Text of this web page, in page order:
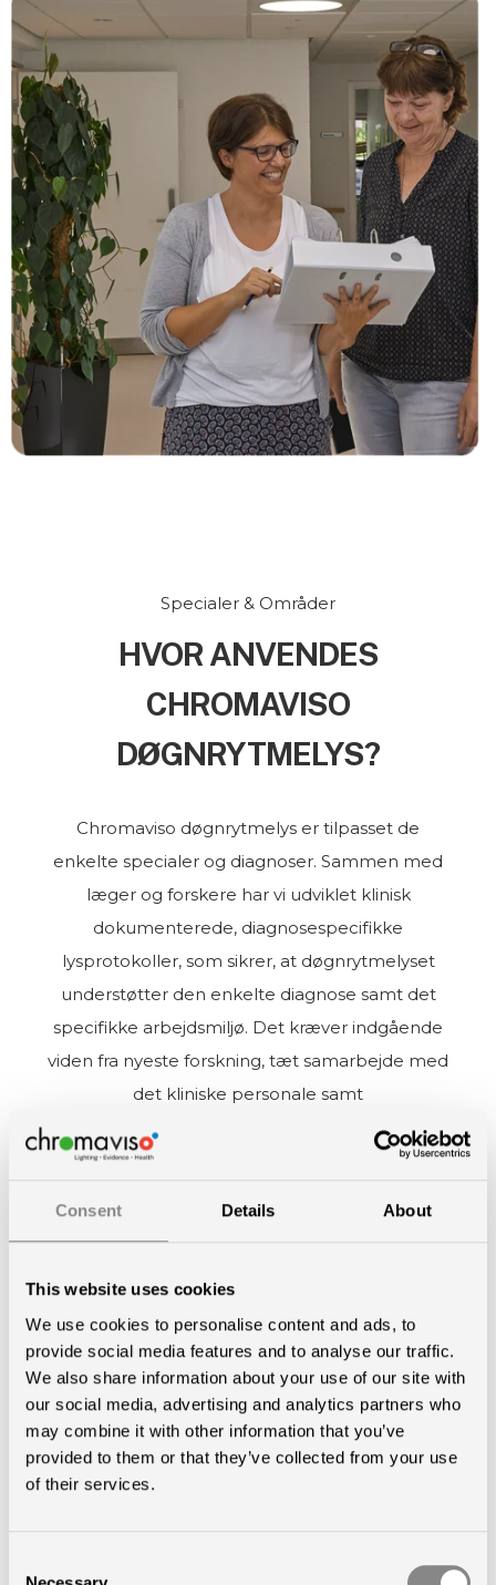
Consent Details About
This website uses cookies
We use cookies to personalise content and ads, to
provide social media features and to analyse our traffic.
We also share information about your use of our site with
our social media, advertising and analytics partners who
may combine it with other information that you’ve
provided to them or that they’ve collected from your use
of their services.
Specialer & Områder
HVOR ANVENDES
CHROMAVISO
DØGNRYTMELYS?
Chromaviso døgnrytmelys er tilpasset de
enkelte specialer og diagnoser. Sammen med
læger og forskere har vi udviklet klinisk
dokumenterede, diagnosespecifikke
lysprotokoller, som sikrer, at døgnrytmelyset
understøtter den enkelte diagnose samt det
specifikke arbejdsmiljø. Det kræver indgående
viden fra nyeste forskning, tæt samarbejde med
det kliniske personale samt
sundhedsteknologiske produkter, som muliggør
Plejehjem